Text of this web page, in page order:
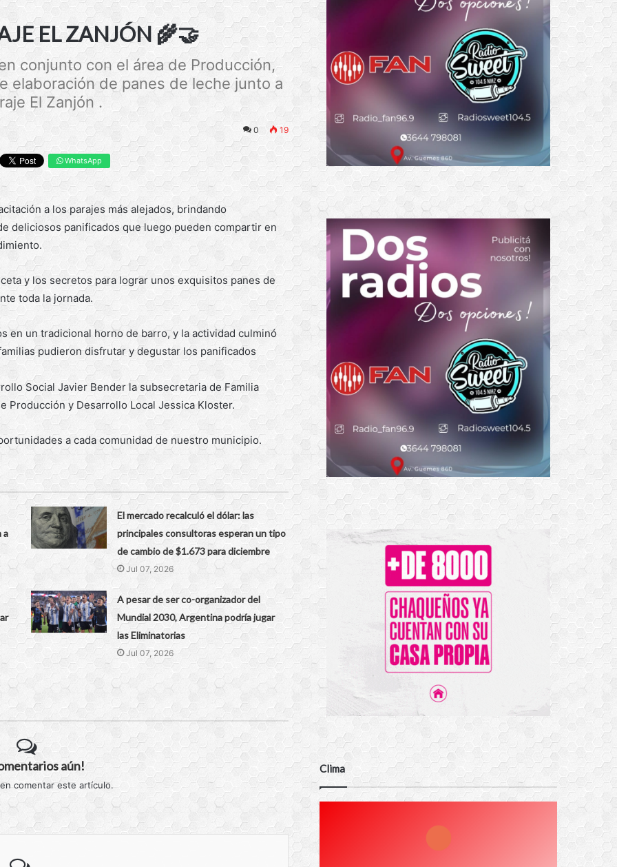
EL ZANJÓN 🌾🤝
conjunto con el área de Producción,
elaboración de panes de leche junto a
El Zanjón .
0 19
WhatsApp
a los parajes más alejados, brindando
deliciosos panificados que luego pueden compartir en
y los secretos para lograr unos exquisitos panes de
toda la jornada.
en un tradicional horno de barro, y la actividad culminó
pudieron disfrutar y degustar los panificados
Social Javier Bender la subsecretaria de Familia
Producción y Desarrollo Local Jessica Kloster.
a cada comunidad de nuestro municipio.
a
El mercado recalculó el dólar: las
principales consultoras esperan un tipo
de cambio de $1.673 para diciembre
Jul 07, 2026
A pesar de ser co-organizador del
Mundial 2030, Argentina podría jugar
las Eliminatorias
Jul 07, 2026
aún!
comentar este artículo.
Clima